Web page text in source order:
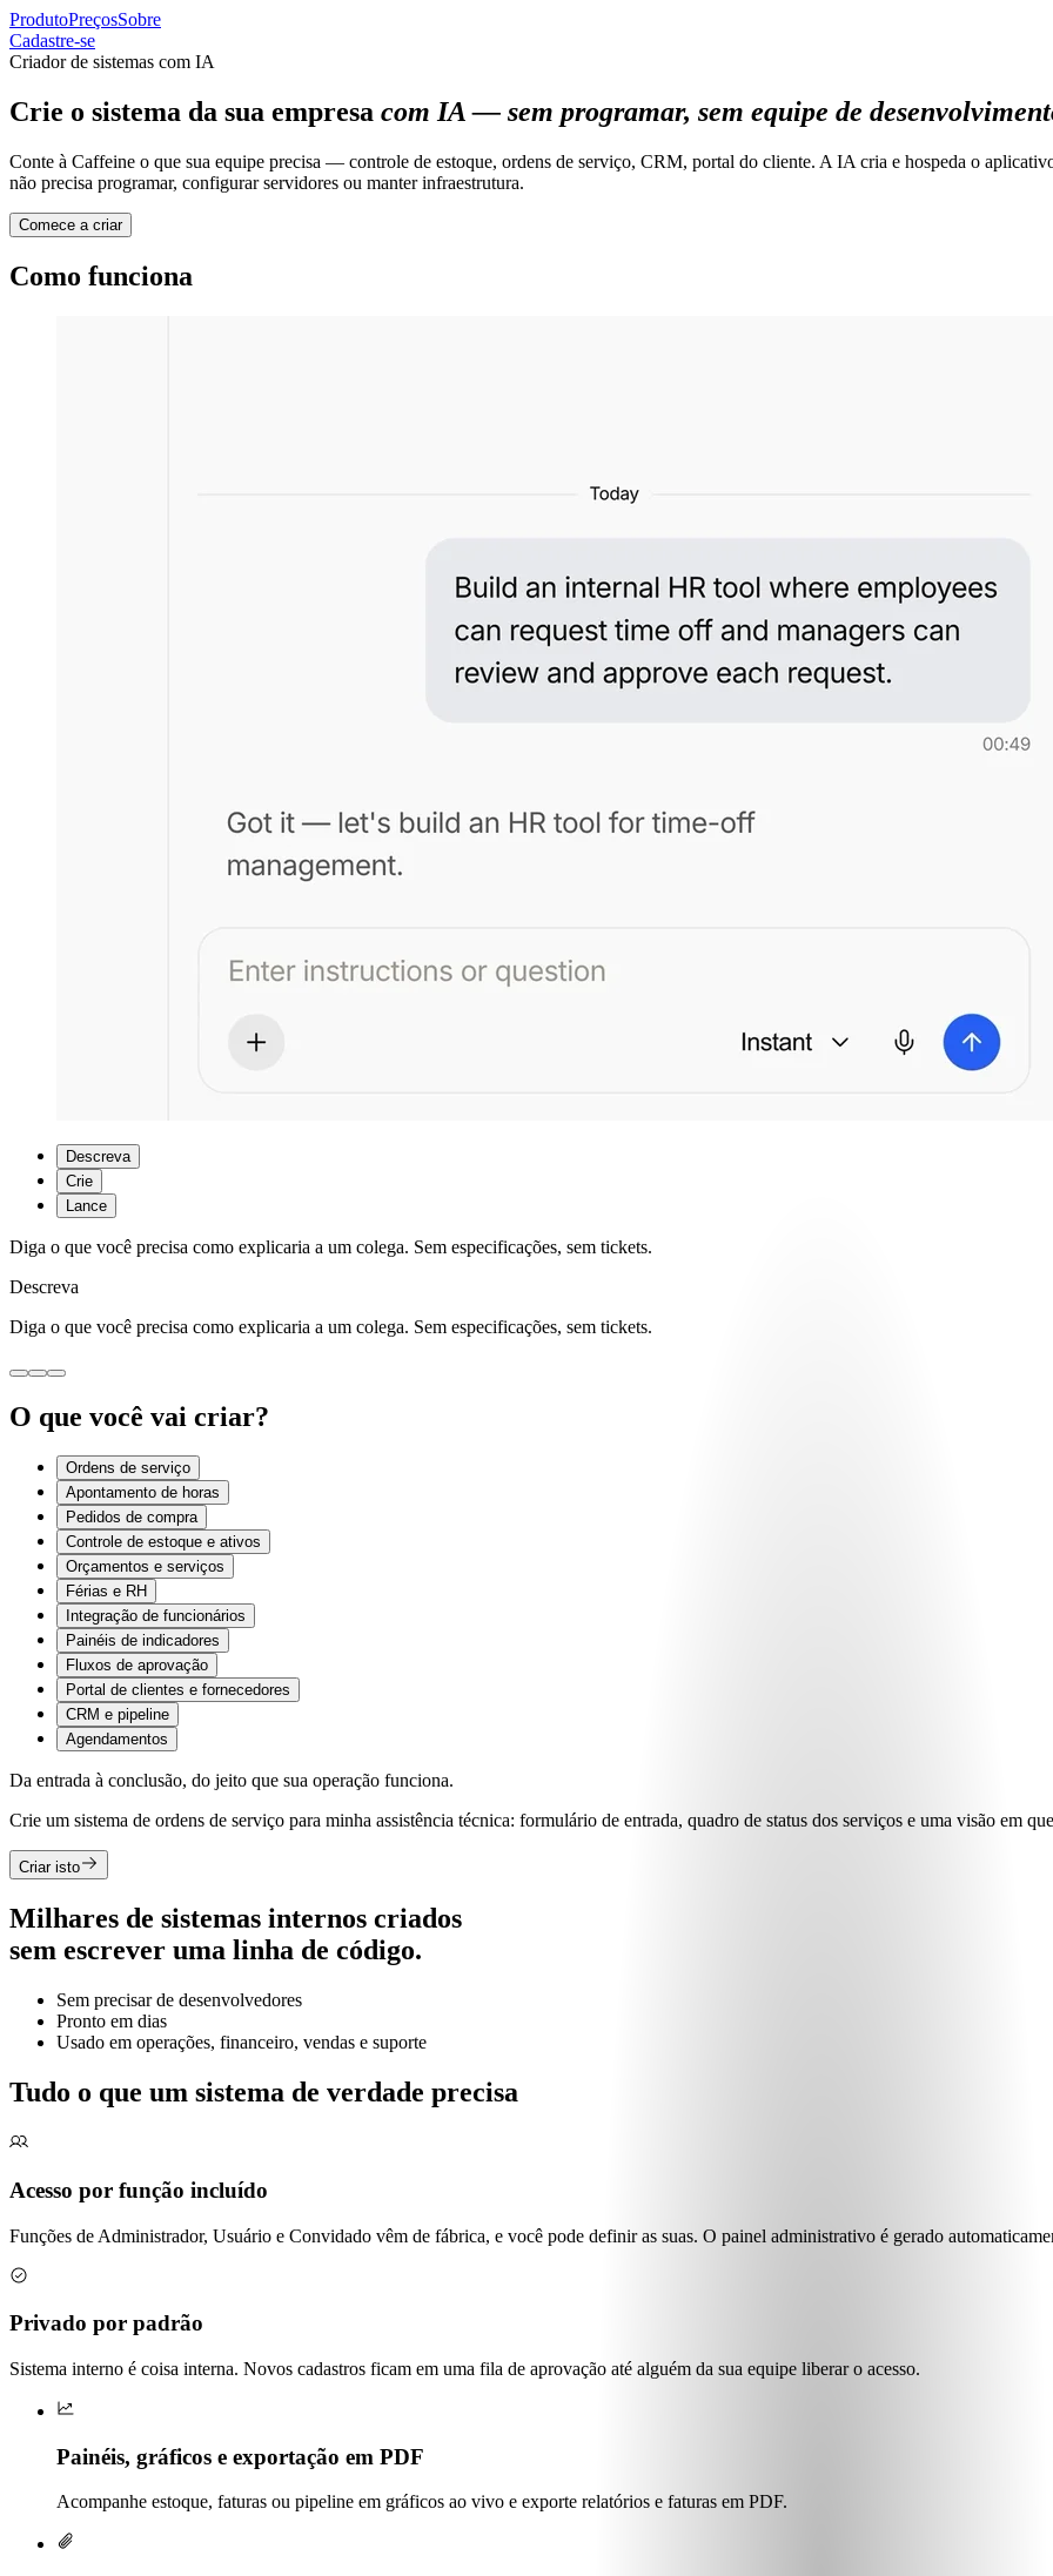
ProdutoPreçosSobre
Cadastre-se
Criador de sistemas com IA
Crie o sistema da sua empresa com IA — sem programar, sem equipe de
Conte à Caffeine o que sua equipe precisa — controle de estoque, ordens de serviço, CRM, portal do cliente. A IA cria e hospeda o
não precisa programar, configurar servidores ou manter infraestrutura.
Comece a criar
Como funciona
Descreva
Crie
Lance
Diga o que você precisa como explicaria a um colega. Sem especificações, sem tickets.
Descreva
Diga o que você precisa como explicaria a um colega. Sem especificações, sem tickets.
O que você vai criar?
Ordens de serviço
Apontamento de horas
Pedidos de compra
Controle de estoque e ativos
Orçamentos e serviços
Férias e RH
Integração de funcionários
Painéis de indicadores
Fluxos de aprovação
Portal de clientes e fornecedores
CRM e pipeline
Agendamentos
Da entrada à conclusão, do jeito que sua operação funciona.
Crie um sistema de ordens de serviço para minha assistência técnica: formulário de entrada, quadro de status dos serviços e uma visão em
Criar isto
Milhares de sistemas internos criados
sem escrever uma linha de código.
Sem precisar de desenvolvedores
Pronto em dias
Usado em operações, financeiro, vendas e suporte
Tudo o que um sistema de verdade precisa
Acesso por função incluído
Funções de Administrador, Usuário e Convidado vêm de fábrica, e você pode definir as suas. O painel administrativo é gerado
Privado por padrão
Sistema interno é coisa interna. Novos cadastros ficam em uma fila de aprovação até alguém da sua equipe liberar o acesso.
Painéis, gráficos e exportação em PDF
Acompanhe estoque, faturas ou pipeline em gráficos ao vivo e exporte relatórios e faturas em PDF.